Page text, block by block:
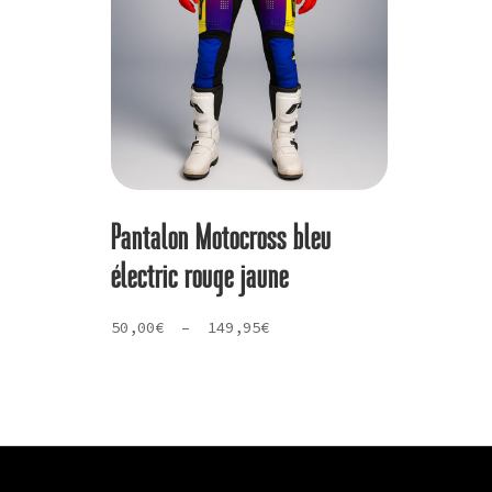
Pantalon Motocross bleu
électric rouge jaune
50,00€ – 149,95€Plage
149,95€